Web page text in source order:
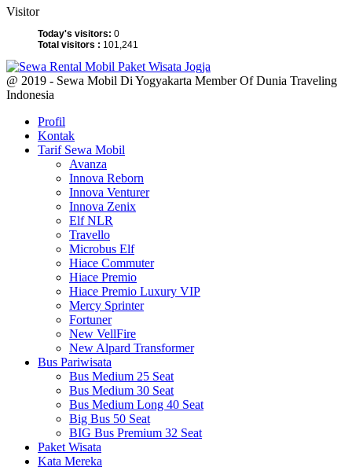
Visitor
Today's visitors: 0
Total visitors : 101,241
@ 2019 - Sewa Mobil Di Yogyakarta Member Of Dunia Traveling
Indonesia
Profil
Kontak
Tarif Sewa Mobil
Avanza
Innova Reborn
Innova Venturer
Innova Zenix
Elf NLR
Travello
Microbus Elf
Hiace Commuter
Hiace Premio
Hiace Premio Luxury VIP
Mercy Sprinter
Fortuner
New VellFire
New Alpard Transformer
Bus Pariwisata
Bus Medium 25 Seat
Bus Medium 30 Seat
Bus Medium Long 40 Seat
Big Bus 50 Seat
BIG Bus Premium 32 Seat
Paket Wisata
Kata Mereka